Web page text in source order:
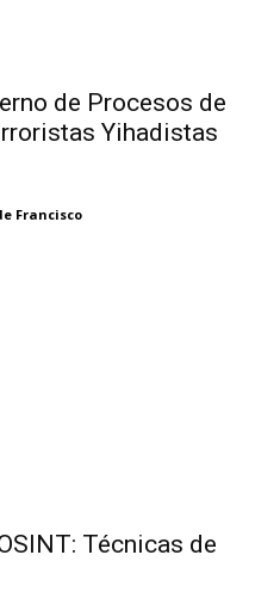
de Procesos de
Yihadistas
Francisco
Técnicas de